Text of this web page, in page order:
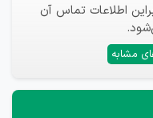
اطلاعات تماس آن
مشابه